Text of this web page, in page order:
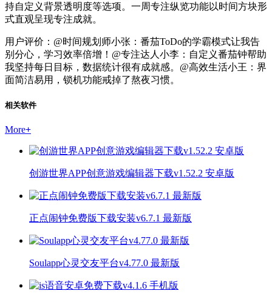
持自定义背景透明度等选项。一周专注纵览功能以时间方块形
式直观呈现专注成就。
用户评价：@时间规划师小张：番茄ToDo的学霸模式让我告
别分心，学习效率倍增！@专注达人小李：自定义番茄钟帮助
我坚持每日目标，数据统计很有成就感。@高效生活小王：界
面简洁易用，锁机功能戒掉了熬夜习惯。
相关软件
More+
创游世界APP创意游戏编辑器下载v1.52.2 安卓版
正点闹钟免费版下载安装v6.7.1 最新版
Soulapp心灵交友平台v4.77.0 最新版